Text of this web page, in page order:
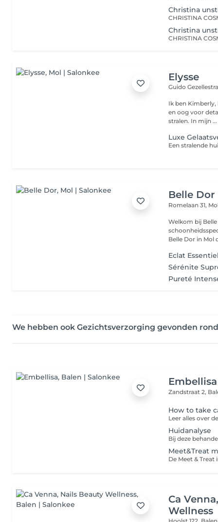
Christina
Christina
Elysse
Guido
Ik ben Kimberly, het hart
en oog voor
stralen. In mijn ...
Luxe
Belle Dor
Romelaan 31,
Welkom bij Belle Dor. Ik ben Dorien, een
Belle Dor in Mol
Eclat
Sérénite
Pureté
We hebben ook Gezichtsverzorging gevonden
Embellisa
Zandstraat 2,
How to take
Huidanalyse
Meet&Treat
Ca
Wellness